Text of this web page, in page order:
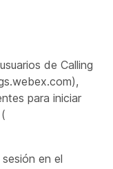
de Calling
para iniciar
en el